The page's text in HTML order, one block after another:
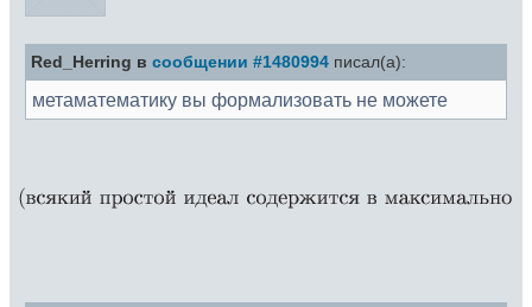
Red_Herring в сообщении #1480994 писал(а):
метаматематику вы формализовать не можете